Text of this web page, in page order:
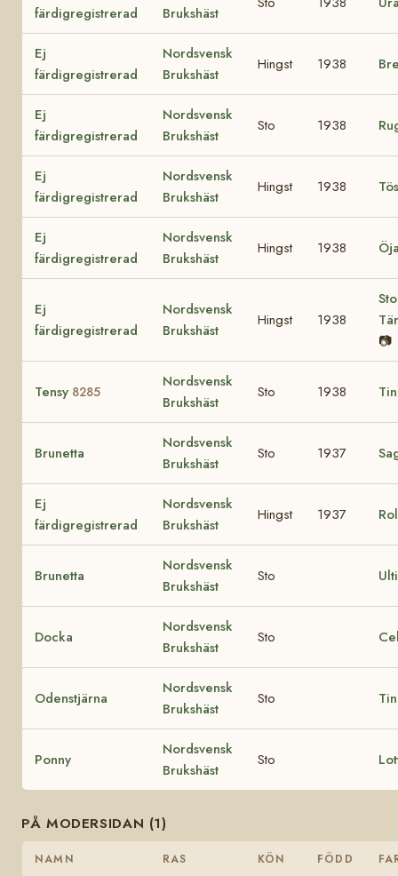
färdigregistrerad
Brukshäst
Ej
färdigregistrerad
Nordsvensk
Brukshäst
Hingst 1938
Ej
färdigregistrerad
Nordsvensk
Brukshäst
Sto 1938
Ej
färdigregistrerad
Nordsvensk
Brukshäst
Hingst 1938
Ej
färdigregistrerad
Nordsvensk
Brukshäst
Hingst 1938
Ej
färdigregistrerad
Nordsvensk
Brukshäst
Hingst 1938
📷
Tensy 8285
Nordsvensk
Brukshäst
Sto 1938
Brunetta
Nordsvensk
Brukshäst
Sto 1937
Ej
färdigregistrerad
Nordsvensk
Brukshäst
Hingst 1937
Brunetta
Nordsvensk
Brukshäst
Sto
Docka
Nordsvensk
Brukshäst
Sto
Odenstjärna
Nordsvensk
Brukshäst
Sto
Ponny
Nordsvensk
Brukshäst
Sto
PÅ MODERSIDAN (1)
NAMN RAS KÖN FÖDD